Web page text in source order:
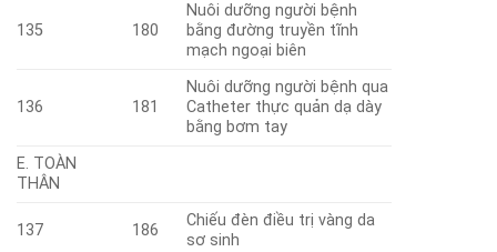
135 180
Nuôi dưỡng người bệnh
bằng đường truyền tĩnh
mạch ngoại biên
136 181
Nuôi dưỡng người bệnh qua
Catheter thực quản dạ dày
bằng bơm tay
E. TOÀN
THÂN
137 186
Chiếu đèn điều trị vàng da
sơ sinh